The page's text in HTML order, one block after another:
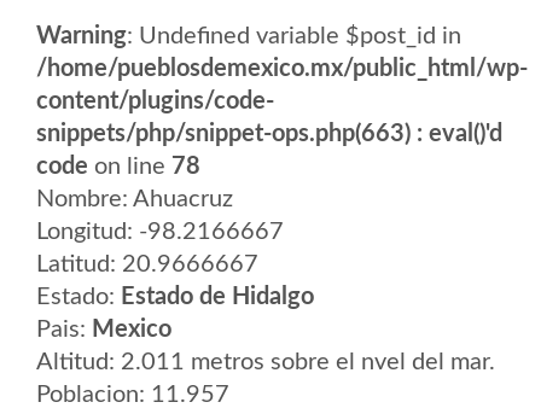
Warning: Undefined variable $post_id in
/home/pueblosdemexico.mx/public_html/wp-
content/plugins/code-
snippets/php/snippet-ops.php(663) : eval()'d
code on line 78
Nombre: Ahuacruz
Longitud: -98.2166667
Latitud: 20.9666667
Estado: Estado de Hidalgo
Pais: Mexico
Altitud: 2.011 metros sobre el nvel del mar.
Poblacion: 11.957